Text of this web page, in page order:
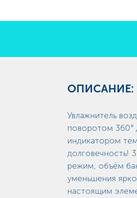
ОПИСАНИЕ:
Увлажнитель
поворотом
индикатором
долговечность!
режим, объём
уменьшения
настоящим